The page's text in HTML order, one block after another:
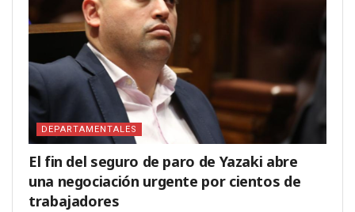
DEPARTAMENTALES
El fin del seguro de paro de Yazaki abre
una negociación urgente por cientos de
trabajadores